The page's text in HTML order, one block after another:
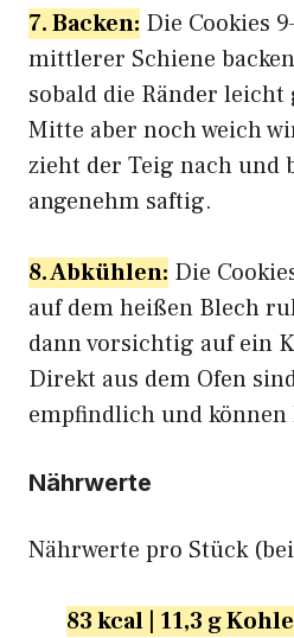
7. Backen: Die Cookies
mittlerer Schiene
sobald die Ränder
Mitte aber noch weich
zieht der Teig nach und
angenehm saftig.
8. Abkühlen: Die
auf dem heißen Blech
dann vorsichtig auf ein
Direkt aus dem Ofen
empfindlich und
Nährwerte
Nährwerte pro Stück
83 kcal | 11,3 g